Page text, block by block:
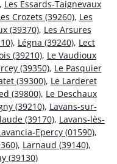
Les Essards-Taignevaux
Crozets (39260), Les
(39370), Les Arsures
, Légna (39240), Lect
(39210), Le Vaudioux
(39350), Le Pasquier
(39300), Le Larderet
(39800), Le Deschaux
(39210), Lavans-sur-
(39170), Lavans-lès-
Epercy (01590),
, Larnaud (39140),
(39130)